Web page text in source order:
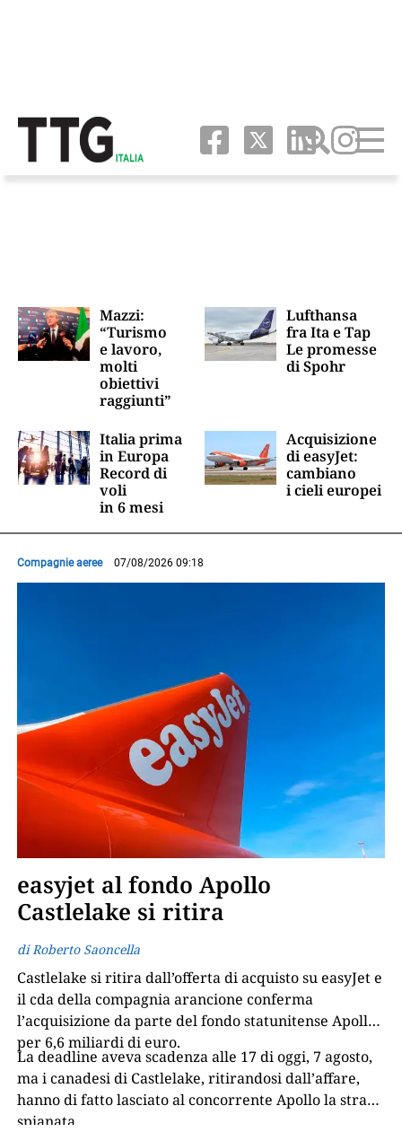
Mazzi:
“Turismo
e lavoro,
molti
obiettivi
raggiunti”
Lufthansa
fra Ita e Tap
Le promesse
di Spohr
Italia prima
in Europa
Record di
voli
in 6 mesi
Acquisizione
di easyJet:
cambiano
i cieli europei
Compagnie aeree 07/08/2026 09:18
easyjet al fondo Apollo
Castlelake si ritira
di Roberto Saoncella
Castlelake si ritira dall’offerta di acquisto su easyJet e
il cda della compagnia arancione conferma
l’acquisizione da parte del fondo statunitense Apollo
per 6,6 miliardi di euro.
La deadline aveva scadenza alle 17 di oggi, 7 agosto,
ma i canadesi di Castlelake, ritirandosi dall’affare,
hanno di fatto lasciato al concorrente Apollo la strada
spianata